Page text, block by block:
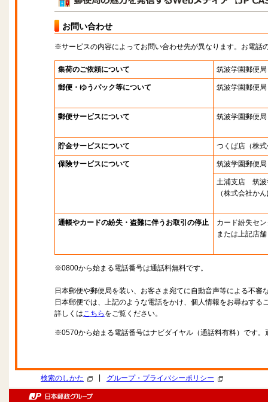
お問い合わせ
※サービスの内容によってお問い合わせ先が異なります。お電話
集荷のご依頼について 筑波学園郵便局
郵便・ゆうパック等について 筑波学園郵便局
郵便サービスについて 筑波学園郵便局
貯金サービスについて つくば店 （株
保険サービスについて 筑波学園郵便局
土浦支店 筑波
（株式会社か
通帳やカードの紛失・盗難に伴うお取引の停止
カード紛失セ
または上記店舗
※0800から始まる電話番号は通話料無料です。
日本郵便や郵便局を装い、お客さま宛てに自動音声等による不審
日本郵便では、上記のような電話をかけ、個人情報をお尋ねする
詳しくはこちら をご覧ください。
※0570から始まる電話番号はナビダイヤル（通話料有料）です
検索のしかた グループ・プライバシーポリシー